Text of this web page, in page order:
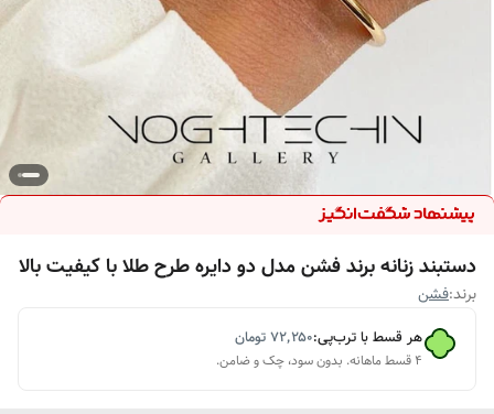
دستبند زنانه برند فشن مدل دو دایره طرح طلا با کیفیت بالا
برند:فشن
هر قسط با ترب‌پی:۷۲٬۲۵۰تومان
۴ قسط ماهانه. بدون سود، چک و ضامن.